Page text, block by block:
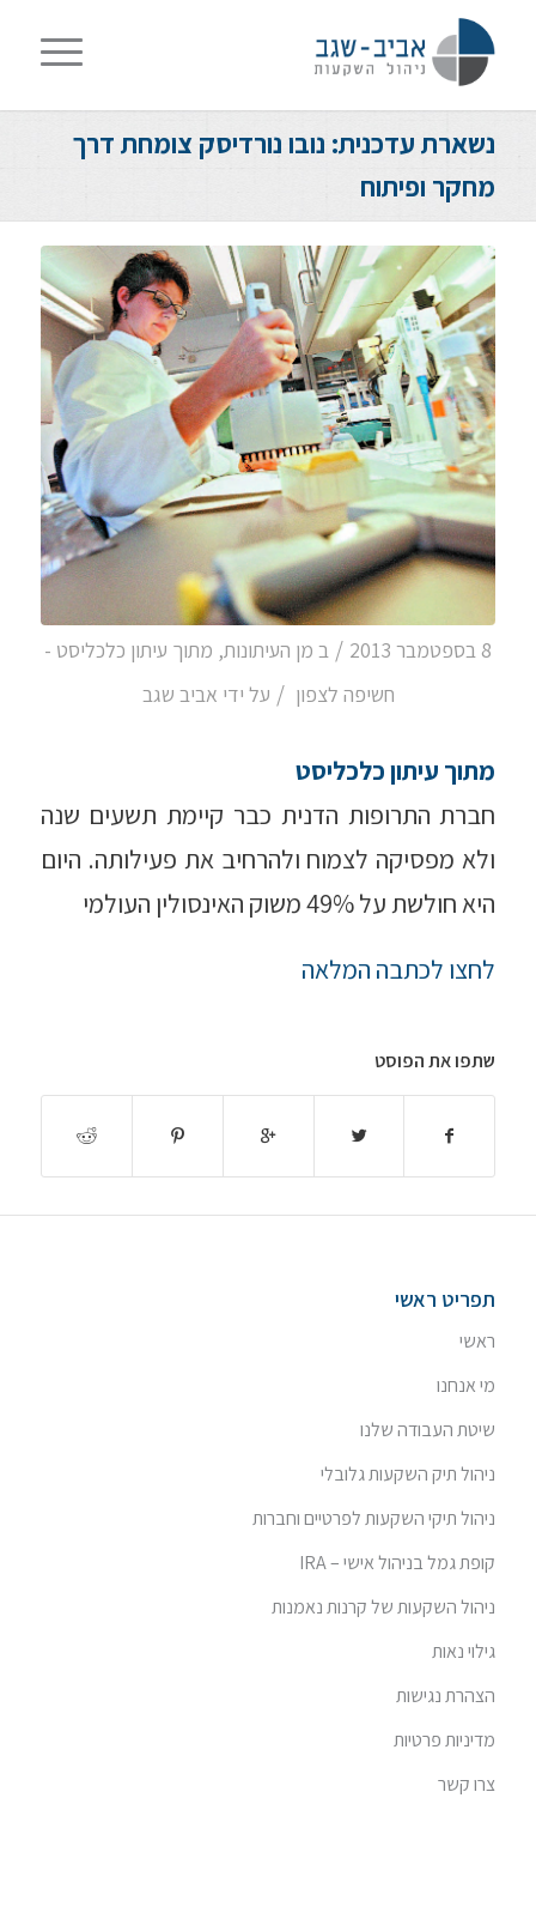
נשארת עדכנית: נובו נורדיסק צומחת דרך
מחקר ופיתוח
8 בספטמבר 2013 / ב מן העיתונות, מתוך עיתון כלכליסט -
חשיפה לצפון / על ידי אביב שגב
מתוך עיתון כלכליסט
חברת התרופות הדנית כבר קיימת תשעים שנה
ולא מפסיקה לצמוח ולהרחיב את פעילותה. היום
היא חולשת על 49% משוק האינסולין העולמי
לחצו לכתבה המלאה
שתפו את הפוסט
תפריט ראשי
ראשי
מי אנחנו
שיטת העבודה שלנו
ניהול תיק השקעות גלובלי
ניהול תיקי השקעות לפרטיים וחברות
קופת גמל בניהול אישי – IRA
ניהול השקעות של קרנות נאמנות
גילוי נאות
הצהרת נגישות
מדיניות פרטיות
צרו קשר